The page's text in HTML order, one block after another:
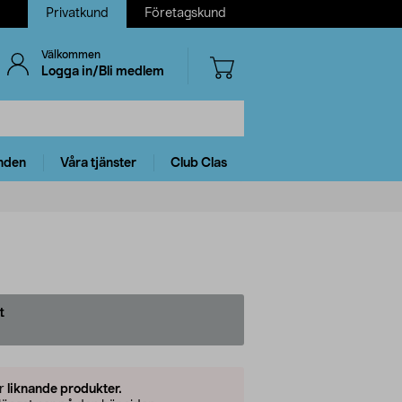
Privatkund Företagskund
Välkommen
Logga in/Bli medlem
Våra tjänster Club Clas
liknande produkter.